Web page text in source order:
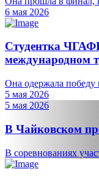
6 мая 2026
Студентка
международном
Она одержала победу
5 мая 2026
5 мая 2026
В Чайковском
В соревнованиях